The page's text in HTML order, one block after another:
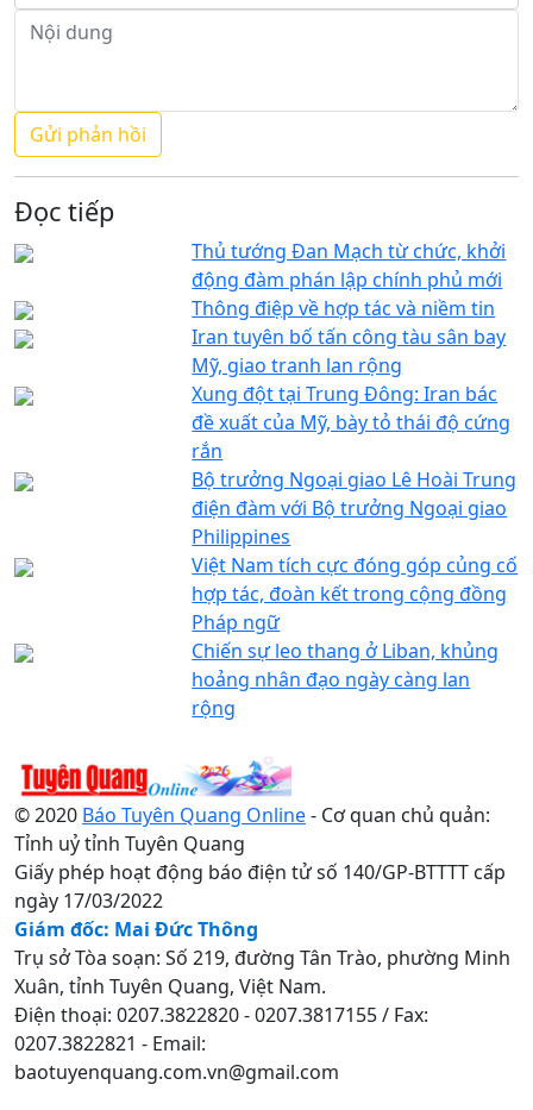
Đọc tiếp
Thủ tướng Đan Mạch từ chức, khởi
động đàm phán lập chính phủ mới
Thông điệp về hợp tác và niềm tin
Iran tuyên bố tấn công tàu sân bay
Mỹ, giao tranh lan rộng
Xung đột tại Trung Đông: Iran bác
đề xuất của Mỹ, bày tỏ thái độ cứng
rắn
Bộ trưởng Ngoại giao Lê Hoài Trung
điện đàm với Bộ trưởng Ngoại giao
Philippines
Việt Nam tích cực đóng góp củng cố
hợp tác, đoàn kết trong cộng đồng
Pháp ngữ
Chiến sự leo thang ở Liban, khủng
hoảng nhân đạo ngày càng lan
rộng
© 2020 Báo Tuyên Quang Online- Cơ quan chủ quản:
Tỉnh uỷ tỉnh Tuyên Quang
Giấy phép hoạt động báo điện tử số 140/GP-BTTTT cấp
ngày 17/03/2022
Giám đốc: Mai Đức Thông
Trụ sở Tòa soạn: Số 219, đường Tân Trào, phường Minh
Xuân, tỉnh Tuyên Quang, Việt Nam.
Điện thoại: 0207.3822820 - 0207.3817155 / Fax:
0207.3822821 - Email:
baotuyenquang.com.vn@gmail.com